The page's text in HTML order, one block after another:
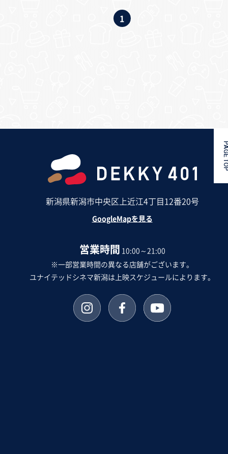
1
新潟県新潟市中央区上近江4丁目12番20号
GoogleMapを見る
営業時間 10:00～21:00
※一部営業時間の異なる店舗がございます。
ユナイテッドシネマ新潟は上映スケジュールによります。